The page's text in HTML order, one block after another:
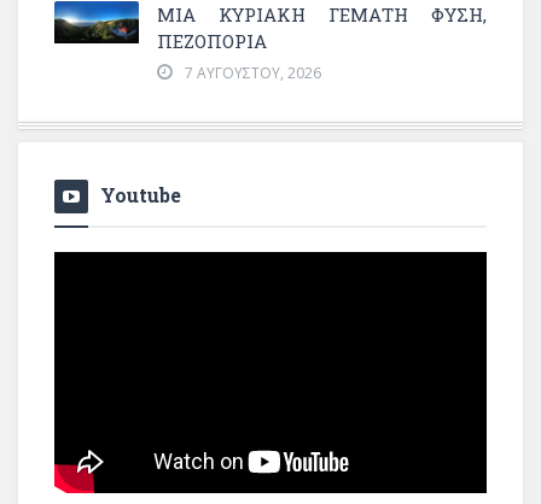
ΜΙΑ ΚΥΡΙΑΚΉ ΓΕΜΆΤΗ ΦΎΣΗ,
ΠΕΖΟΠΟΡΊΑ
7 ΑΥΓΟΎΣΤΟΥ, 2026
Youtube